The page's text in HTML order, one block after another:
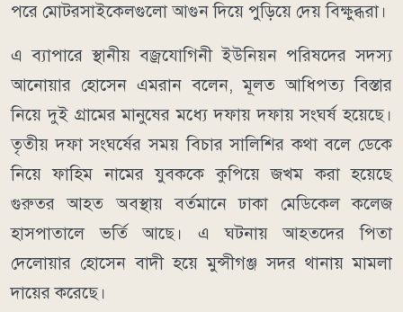
পরে মোটরসাইকেলগুলো আগুন দিয়ে পুড়িয়ে দেয় বিক্ষুব্ধরা।
এ ব্যাপারে স্থানীয় বজ্রযোগিনী ইউনিয়ন পরিষদের সদস্য
আনোয়ার হোসেন এমরান বলেন, মূলত আধিপত্য বিস্তার
নিয়ে দুই গ্রামের মানুষের মধ্যে দফায় দফায় সংঘর্ষ হয়েছে।
তৃতীয় দফা সংঘর্ষের সময় বিচার সালিশির কথা বলে ডেকে
নিয়ে ফাহিম নামের যুবককে কুপিয়ে জখম করা হয়েছে
গুরুতর আহত অবস্থায় বর্তমানে ঢাকা মেডিকেল কলেজ
হাসপাতালে ভর্তি আছে। এ ঘটনায় আহতদের পিতা
দেলোয়ার হোসেন বাদী হয়ে মুন্সীগঞ্জ সদর থানায় মামলা
দায়ের করেছে।